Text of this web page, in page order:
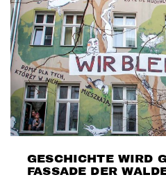
GESCHICHTE WIRD
FASSADE DER